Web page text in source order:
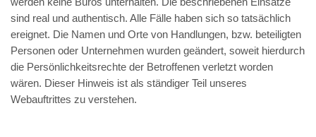
sind real und authentisch. Alle Fälle haben sich so tatsächlich
ereignet. Die Namen und Orte von Handlungen, bzw. beteiligten
Personen oder Unternehmen wurden geändert, soweit hierdurch
die Persönlichkeitsrechte der Betroffenen verletzt worden
wären. Dieser Hinweis ist als ständiger Teil unseres
Webauftrittes zu verstehen.